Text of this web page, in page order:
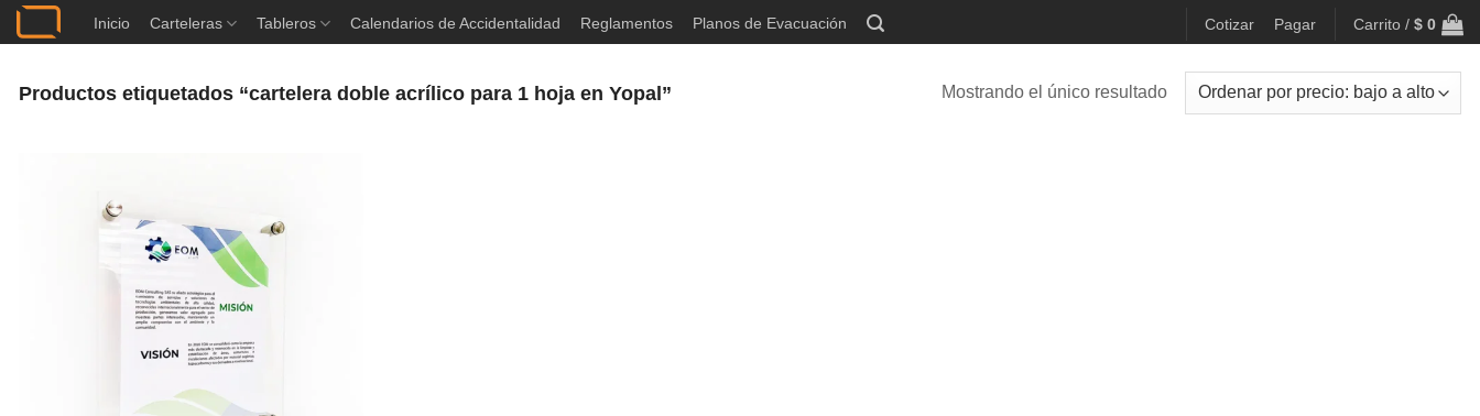
Saltar
al
Inicio Carteleras Tableros Calendarios de Accidentalidad Reglamentos Planos de Evacuación Cotizar Pagar Carrito / $ 0
Productos etiquetados “cartelera doble acrílico para 1 hoja en Yopal” Mostrando el único resultado